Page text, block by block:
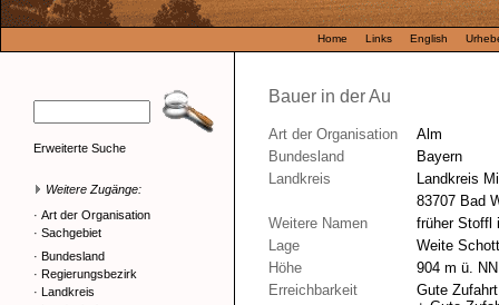
Home Links English
Erweiterte Suche
Weitere Zugänge:
· Art der Organisation
· Sachgebiet
· Bundesland
· Regierungsbezirk
· Landkreis
Bauer in der Au
Art der Organisation
Alm
Bundesland
Bayern
Landkreis
Landkreis
83707 Bad
Weitere Namen
früher Stoffl
Lage
Weite
Höhe
904 m ü. NN
Erreichbarkeit
Gute